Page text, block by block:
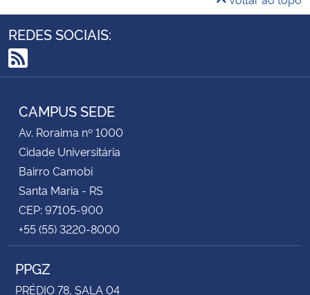
REDES SOCIAIS:
RSS
CAMPUS SEDE
Av. Roraima nº 1000
Cidade Universitária
Bairro Camobi
Santa Maria - RS
CEP: 97105-900
+55 (55) 3220-8000
PPGZ
PRÉDIO 78, SALA 04